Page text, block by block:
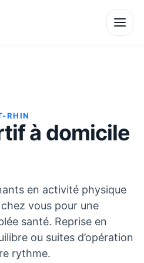
RHIN
à domicile
en activité physique
vous pour une
santé. Reprise en
ou suites d’opération
rythme.